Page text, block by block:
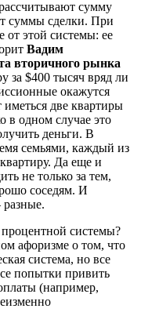
сумму
суммы сделки. При
от этой системы: ее
Вадим
вторичного рынка
за $400 тысяч вряд ли
окажутся
две квартиры
в одном случае это
деньги. В
семьями, каждый из
Да еще и
не только за тем,
соседям. И
разные.
системы?
афоризме о том, что
система, но все
попытки привить
(например,